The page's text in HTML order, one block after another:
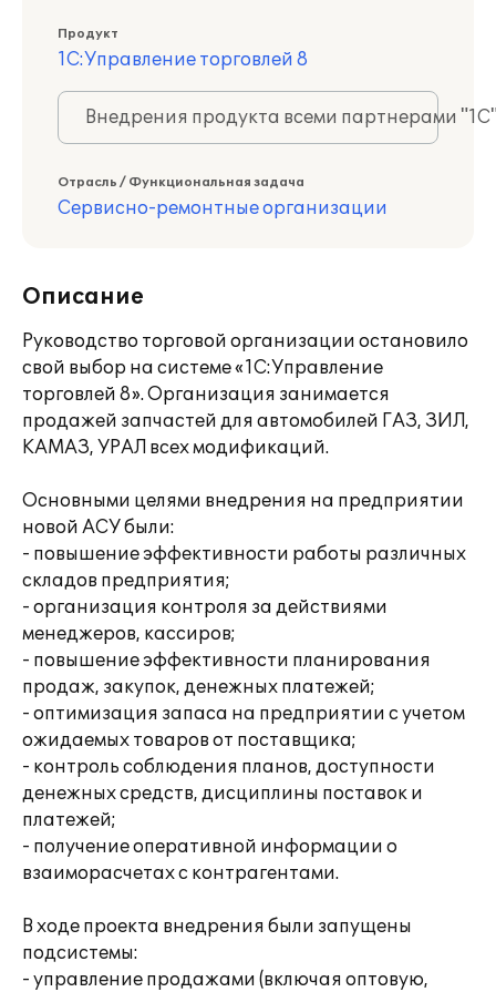
Продукт
1С:Управление торговлей 8
Внедрения продукта всеми партнерами
Отрасль / Функциональная задача
Сервисно-ремонтные организации
Описание
Руководство торговой организации остановило
свой выбор на системе «1С:Управление
торговлей 8». Организация занимается
продажей запчастей для автомобилей ГАЗ, ЗИЛ,
КАМАЗ, УРАЛ всех модификаций.
Основными целями внедрения на предприятии
новой АСУ были:
- повышение эффективности работы различных
складов предприятия;
- организация контроля за действиями
менеджеров, кассиров;
- повышение эффективности планирования
продаж, закупок, денежных платежей;
- оптимизация запаса на предприятии с учетом
ожидаемых товаров от поставщика;
- контроль соблюдения планов, доступности
денежных средств, дисциплины поставок и
платежей;
- получение оперативной информации о
взаиморасчетах с контрагентами.
В ходе проекта внедрения были запущены
подсистемы:
- управление продажами (включая оптовую,